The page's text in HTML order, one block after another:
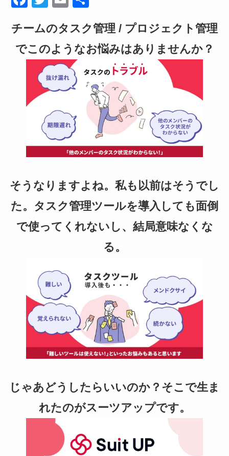
c
e
b
o
tt
er
ail
チームのタスク管理 / プロジェクト管理
でこのようなお悩みはありませんか？
そうなりますよね。私も以前はそうでし
た。タスク管理ツールを導入しても面倒
で使ってくれないし、結局意味なくな
る。
じゃあどうしたらいいのか？そこで生ま
れたのがスーツアップです。